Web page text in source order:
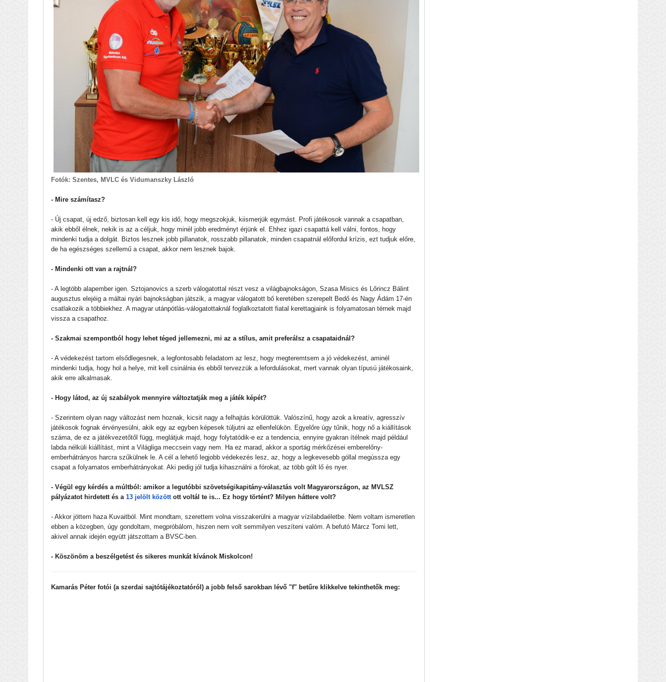
Fotók: Szentes, MVLC és Vidumanszky László
- Mire számítasz?
- Új csapat, új edző, biztosan kell egy kis idő, hogy megszokjuk, kiismerjük egymást. Profi játékosok vannak a csapatban,
akik ebből élnek, nekik is az a céljuk, hogy minél jobb eredményt érjünk el. Ehhez igazi csapattá kell válni, fontos, hogy
mindenki tudja a dolgát. Biztos lesznek jobb pillanatok, rosszabb pillanatok, minden csapatnál előfordul krízis, ezt tudjuk előre,
de ha egészséges szellemű a csapat, akkor nem lesznek bajok.
- Mindenki ott van a rajtnál?
- A legtöbb alapember igen. Sztojanovics a szerb válogatottal részt vesz a világbajnokságon, Szasa Misics és Lőrincz Bálint
augusztus elejéig a máltai nyári bajnokságban játszik, a magyar válogatott bő keretében szerepelt Bedő és Nagy Ádám 17-én
csatlakozik a többiekhez. A magyar utánpótlás-válogatottaknál foglalkoztatott fiatal kerettagjaink is folyamatosan térnek majd
vissza a csapathoz.
- Szakmai szempontból hogy lehet téged jellemezni, mi az a stílus, amit preferálsz a csapataidnál?
- A védekezést tartom elsődlegesnek, a legfontosabb feladatom az lesz, hogy megteremtsem a jó védekezést, aminél
mindenki tudja, hogy hol a helye, mit kell csinálnia és ebből tervezzük a lefordulásokat, mert vannak olyan típusú játékosaink,
akik erre alkalmasak.
- Hogy látod, az új szabályok mennyire változtatják meg a játék képét?
- Szerintem olyan nagy változást nem hoznak, kicsit nagy a felhajtás körülöttük. Valószínű, hogy azok a kreatív, agresszív
játékosok fognak érvényesülni, akik egy az egyben képesek túljutni az ellenfelükön. Egyelőre úgy tűnik, hogy nő a kiállítások
száma, de ez a játékvezetőtől függ, meglátjuk majd, hogy folytatódik-e ez a tendencia, ennyire gyakran ítélnek majd például
labda nélküli kiállítást, mint a Világliga meccsein vagy nem. Ha ez marad, akkor a sportág mérkőzései emberelőny-
emberhátrányos harcra szűkülnek le. A cél a lehető legjobb védekezés lesz, az, hogy a legkevesebb góllal megússza egy
csapat a folyamatos emberhátrányokat. Aki pedig jól tudja kihasználni a fórokat, az több gólt lő és nyer.
- Végül egy kérdés a múltból: amikor a legutóbbi szövetségikapitány-választás volt Magyarországon, az MVLSZ
pályázatot hirdetett és a 13 jelölt között ott voltál te is... Ez hogy történt? Milyen háttere volt?
- Akkor jöttem haza Kuvaitból. Mint mondtam, szerettem volna visszakerülni a magyar vízilabdaéletbe. Nem voltam ismeretlen
ebben a közegben, úgy gondoltam, megpróbálom, hiszen nem volt semmilyen veszíteni valóm. A befutó Märcz Tomi lett,
akivel annak idején együtt játszottam a BVSC-ben.
- Köszönöm a beszélgetést és sikeres munkát kívánok Miskolcon!
Kamarás Péter fotói (a szerdai sajtótájékoztatóról) a jobb felső sarokban lévő "f" betűre klikkelve tekinthetők meg: